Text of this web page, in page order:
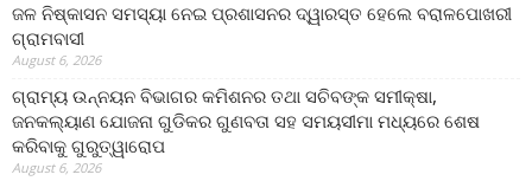
ଜଳ ନିଷ୍କାସନ ସମସ୍ୟା ନେଇ ପ୍ରଶାସନର ଦ୍ୱାରସ୍ତ ହେଲେ ବରାଳପୋଖରୀ
ଗ୍ରାମବାସୀ
August 6, 2026
ଗ୍ରାମ୍ୟ ଉନ୍ନୟନ ବିଭାଗର କମିଶନର ତଥା ସଚିବଙ୍କ ସମୀକ୍ଷା,
ଜନକଲ୍ୟାଣ ଯୋଜନା ଗୁଡିକର ଗୁଣବତା ସହ ସମୟସୀମା ମଧ୍ୟରେ ଶେଷ
କରିବାକୁ ଗୁରୁତ୍ୱାରୋପ
August 6, 2026